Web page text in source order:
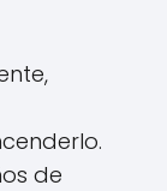
de